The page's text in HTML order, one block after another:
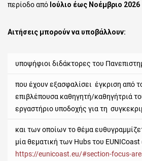
περίοδο από Ιούλιο έως Νοέμβριο 2026
Αιτήσεις μπορούν να υποβάλλουν:
υποψήφιοι διδάκτορες του
που έχουν εξασφαλίσει έγκριση από
επιβλέπουσα καθηγητή/καθηγήτριά
εργαστήριο υποδοχής για τη
και των οποίων το θέμα
μία θεματική των Hubs του EUNICoast
https://eunicoast.eu/#section-focus-